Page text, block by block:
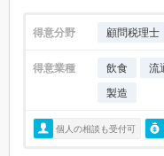
得意分野 顧問税理士
得意業種 飲食 流
製造
個人の相談も受付可